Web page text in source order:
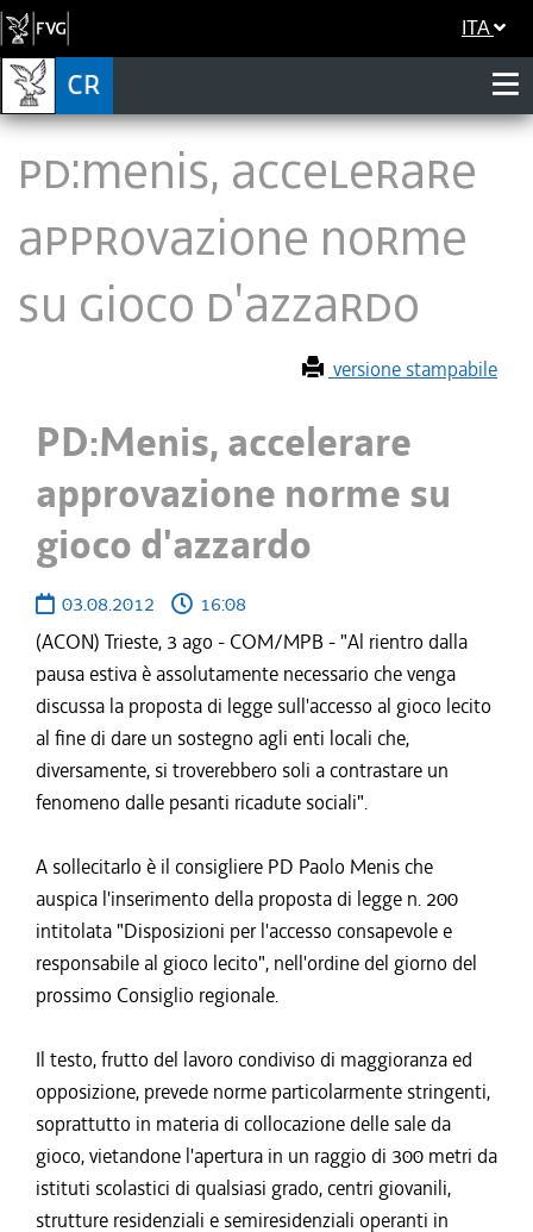
ITA
PD:Menis, accelerare
approvazione norme
su gioco d'azzardo
versione stampabile
PD:Menis, accelerare
approvazione norme su
gioco d'azzardo
03.08.2012
16:08
(ACON) Trieste, 3 ago - COM/MPB - "Al rientro dalla
pausa estiva è assolutamente necessario che venga
discussa la proposta di legge sull'accesso al gioco lecito
al fine di dare un sostegno agli enti locali che,
diversamente, si troverebbero soli a contrastare un
fenomeno dalle pesanti ricadute sociali".
A sollecitarlo è il consigliere PD Paolo Menis che
auspica l'inserimento della proposta di legge n. 200
intitolata "Disposizioni per l'accesso consapevole e
responsabile al gioco lecito", nell'ordine del giorno del
prossimo Consiglio regionale.
Il testo, frutto del lavoro condiviso di maggioranza ed
opposizione, prevede norme particolarmente stringenti,
soprattutto in materia di collocazione delle sale da
gioco, vietandone l'apertura in un raggio di 300 metri da
istituti scolastici di qualsiasi grado, centri giovanili,
strutture residenziali e semiresidenziali operanti in